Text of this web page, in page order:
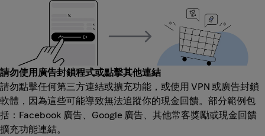
請勿使用廣告封鎖程式或點擊其他連結
請勿點擊任何第三方連結或擴充功能，或使用 VPN 或廣告封鎖
軟體，因為這些可能導致無法追蹤你的現金回饋。部分範例包
括：Facebook 廣告、Google 廣告、其他常客獎勵或現金回饋
擴充功能連結。